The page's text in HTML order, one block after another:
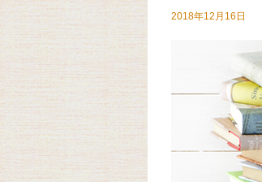
2018年12月16日